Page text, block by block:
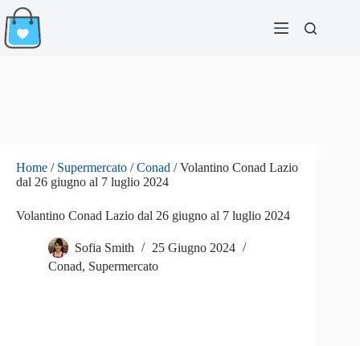
Salta
al
contenuto
Home / Supermercato /Conad /Volantino Conad Lazio
dal 26 giugno al 7 luglio 2024
Volantino Conad Lazio dal 26 giugno al 7 luglio 2024
Sofia Smith
25 Giugno 2024
Conad, Supermercato